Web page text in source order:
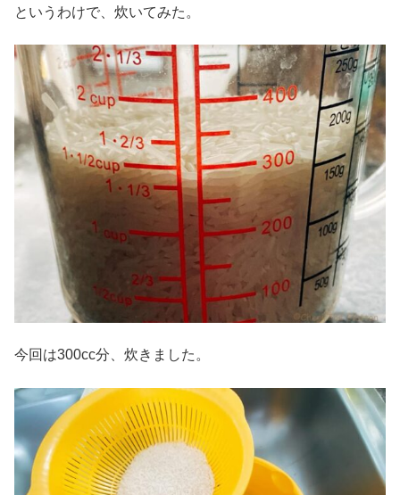
というわけで、炊いてみた。
今回は300cc分、炊きました。